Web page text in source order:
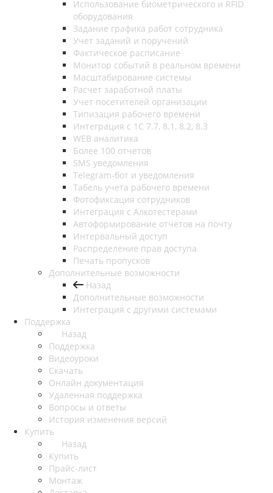
Использование биометрического и RFID
оборудования
Задание графика работ сотрудника
Учет заданий и поручений
Фактическое расписание
Монитор событий в реальном времени
Масштабирование системы
Расчет заработной платы
Учет посетителей организации
Типизация рабочего времени
Интеграция с 1С 7.7, 8.1, 8.2, 8.3
WEB аналитика
Более 100 отчетов
SMS уведомления
Telegram-бот и уведомления
Табель учета рабочего времени
Фотофиксация сотрудников
Интеграция с Алкотестерами
Автоформирование отчетов на почту
Интервальный доступ
Распределение прав доступа
Печать пропусков
Дополнительные возможности
Назад
Дополнительные возможности
Интеграция с другими системами
Поддержка
Назад
Поддержка
Видеоуроки
Скачать
Онлайн документация
Удаленная поддержка
Вопросы и ответы
История изменения версий
Купить
Назад
Купить
Прайс-лист
Монтаж